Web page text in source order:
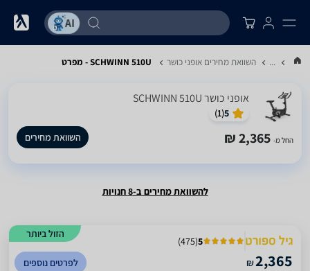
... השוואת מחירים אופני כושר SCHWINN 510U - מפרט
אופני כושר SCHWINN 510U
5
(
1
)
החל מ- 2,365 ₪ השוואת מחירים
להשוואת מחירים ב-8 חנויות
הזול ביותר
5
(
475
)
₪2,365 לפרטים נוספים